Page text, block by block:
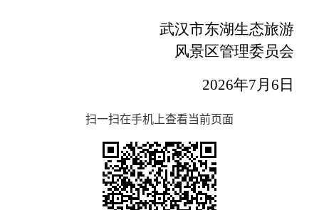
武汉市东湖生态旅游
风景区管理委员会
2026年7月 6 日
扫一扫在手机上查看当前页面